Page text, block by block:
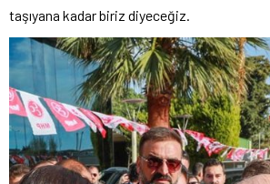
taşıyana kadar biriz diyeceğiz.